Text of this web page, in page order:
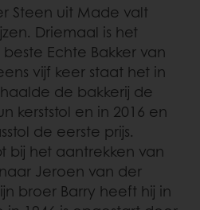
Steen uit Made valt
Driemaal is het
Echte Bakker van
vijf keer staat het in
de bakkerij de
kerststol en in 2016 en
de eerste prijs.
bij het aantrekken van
Jeroen van der
broer Barry heeft hij in